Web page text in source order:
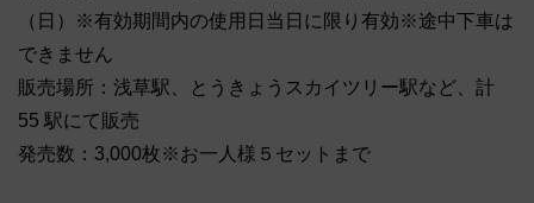
（日）※有効期間内の使用日当日に限り有効※途中下車は
できません
販売場所：浅草駅、とうきょうスカイツリー駅など、計
55 駅にて販売
発売数：3,000枚※お一人様５セットまで